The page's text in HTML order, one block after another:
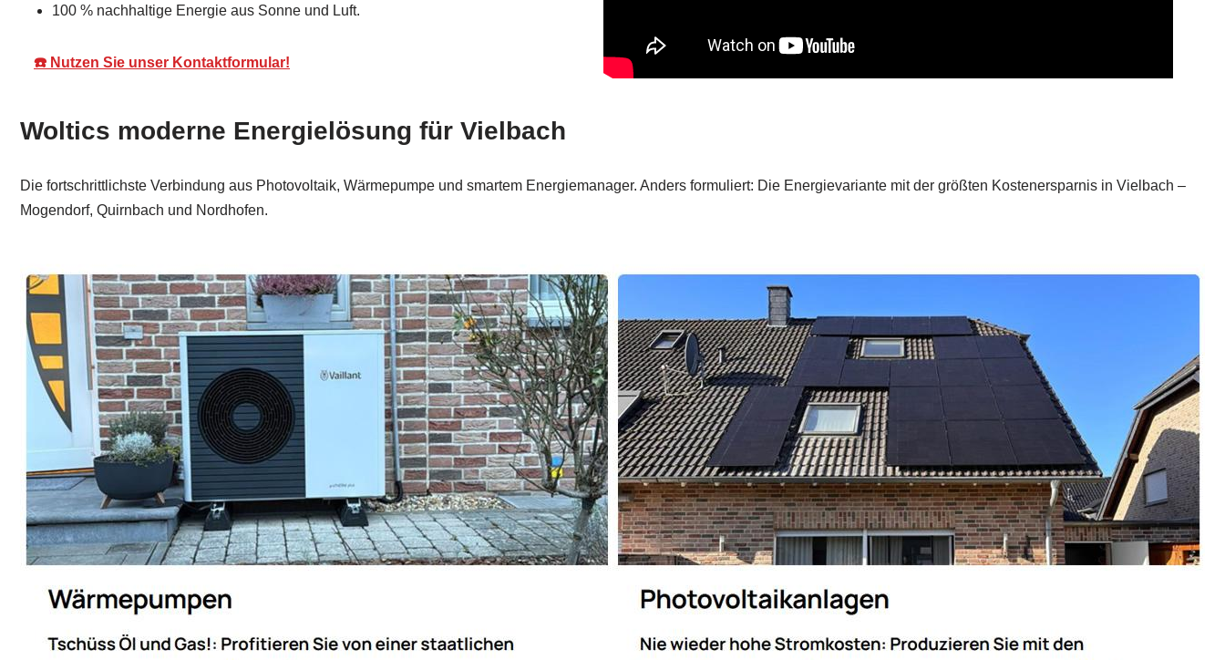
100 % nachhaltige Energie aus Sonne und Luft.
☎️ Nutzen Sie unser Kontaktformular!
Woltics moderne Energielösung für Vielbach
Die fortschrittlichste Verbindung aus Photovoltaik, Wärmepumpe und smartem Energiemanager. Anders formuliert: Die Energievariante mit der größten Kostenersparnis in Vielbach –
Mogendorf, Quirnbach und Nordhofen.